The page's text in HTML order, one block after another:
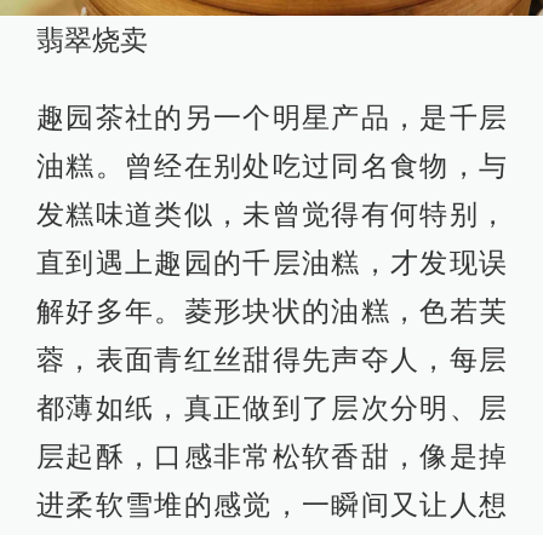
翡翠烧卖
趣园茶社的另一个明星产品，是千层
油糕。曾经在别处吃过同名食物，与
发糕味道类似，未曾觉得有何特别，
直到遇上趣园的千层油糕，才发现误
解好多年。菱形块状的油糕，色若芙
蓉，表面青红丝甜得先声夺人，每层
都薄如纸，真正做到了层次分明、层
层起酥，口感非常松软香甜，像是掉
进柔软雪堆的感觉，一瞬间又让人想